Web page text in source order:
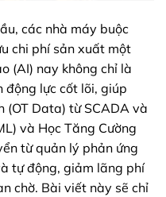
các nhà máy buộc
chi phí sản xuất một
(AI) nay không chỉ là
động lực cốt lõi, giúp
(OT Data) từ SCADA và
và Học Tăng Cường
từ quản lý phản ứng
tự động, giảm lãng phí
chờ. Bài viết này sẽ chỉ